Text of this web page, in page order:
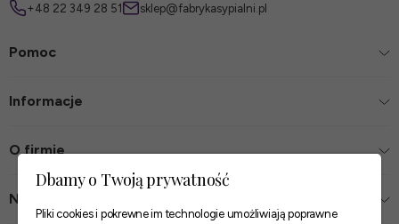
+48 22 349 28 51 sklep@fabrykasypialni.pl
Pomoc
Informacje
O firmie
Nasze sklepy
Dbamy o Twoją prywatność
Pliki cookies i pokrewne im technologie umożliwiają poprawne